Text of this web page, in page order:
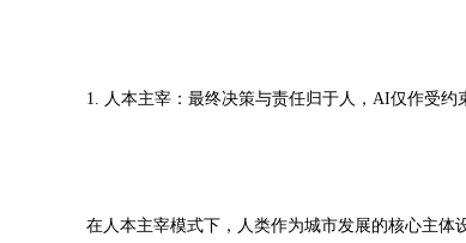
1. 人本主宰：最终决策与责任归于人，AI仅作受约
在人本主宰模式下，人类作为城市发展的核心主